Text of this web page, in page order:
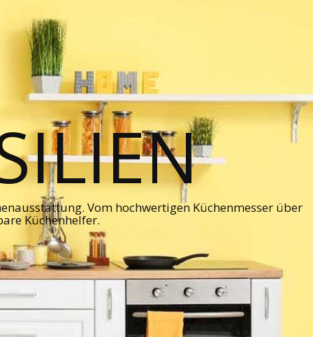
Vom hochwertigen Küchenmesser über
Küchenhelfer.